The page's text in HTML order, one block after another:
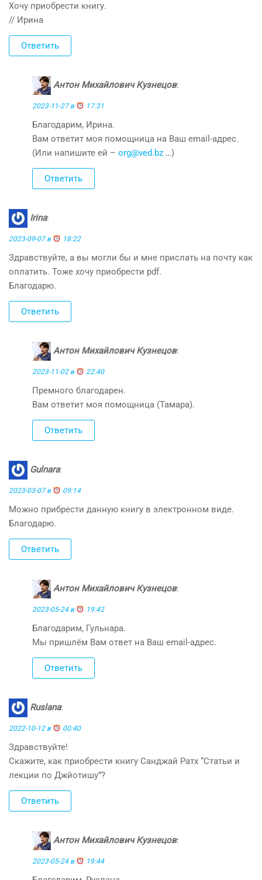
Хочу приобрести книгу.
// Ирина
Ответить
Антон Михайлович Кузнецов:
2023-11-27 в 17:31
Благодарим, Ирина.
Вам ответит моя помощница на Ваш email-адрес.
(Или напишите ей – org@ved.bz …)
Ответить
Irina:
2023-09-07 в 18:22
Здравствуйте, а вы могли бы и мне прислать на почту как
оплатить. Тоже хочу приобрести pdf.
Благодарю.
Ответить
Антон Михайлович Кузнецов:
2023-11-02 в 22:40
Премного благодарен.
Вам ответит моя помощница (Тамара).
Ответить
Gulnara:
2023-03-07 в 09:14
Можно прибрести данную книгу в электронном виде.
Благодарю.
Ответить
Антон Михайлович Кузнецов:
2023-05-24 в 19:42
Благодарим, Гульнара.
Мы пришлём Вам ответ на Ваш email-адрес.
Ответить
Ruslana:
2022-10-12 в 00:40
Здравствуйте!
Скажите, как приобрести книгу Санджай Ратх “Статьи и
лекции по Джйотишу”?
Ответить
Антон Михайлович Кузнецов:
2023-05-24 в 19:44